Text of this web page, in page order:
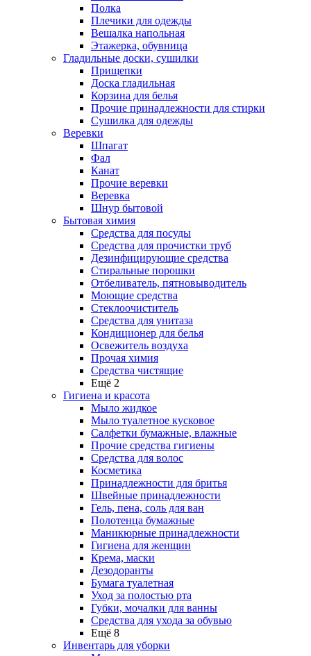
Полка
Плечики для одежды
Вешалка напольная
Этажерка, обувница
Гладильные доски, сушилки
Прищепки
Доска гладильная
Корзина для белья
Прочие принадлежности для стирки
Сушилка для одежды
Веревки
Шпагат
Фал
Канат
Прочие веревки
Веревка
Шнур бытовой
Бытовая химия
Средства для посуды
Средства для прочистки труб
Дезинфицирующие средства
Стиральные порошки
Отбеливатель, пятновыводитель
Моющие средства
Стеклоочиститель
Средства для унитаза
Кондиционер для белья
Освежитель воздуха
Прочая химия
Средства чистящие
Ещё 2
Гигиена и красота
Мыло жидкое
Мыло туалетное кусковое
Салфетки бумажные, влажные
Прочие средства гигиены
Средства для волос
Косметика
Принадлежности для бритья
Швейные принадлежности
Гель, пена, соль для ван
Полотенца бумажные
Маникюрные принадлежности
Гигиена для женщин
Крема, маски
Дезодоранты
Бумага туалетная
Уход за полостью рта
Губки, мочалки для ванны
Средства для ухода за обувью
Ещё 8
Инвентарь для уборки